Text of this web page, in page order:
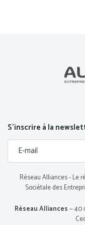
S’inscrire à la
Réseau Alliances - Le
Sociétale des
Réseau Alliances— 40